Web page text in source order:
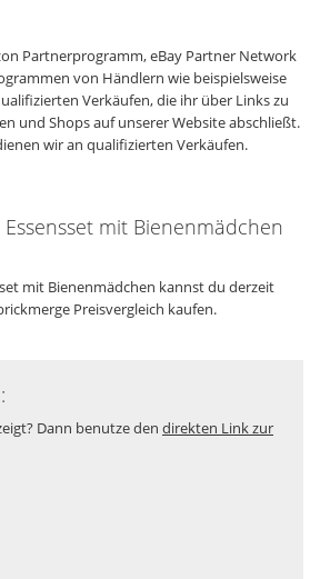
Partnerprogramm, eBay Partner Network
von Händlern wie beispielsweise
Verkäufen, die ihr über Links zu
und Shops auf unserer Website abschließt.
wir an qualifizierten Verkäufen.
Essensset mit Bienenmädchen
mit Bienenmädchen kannst du derzeit
Preisvergleich kaufen.
Dann benutze den direkten Link zur